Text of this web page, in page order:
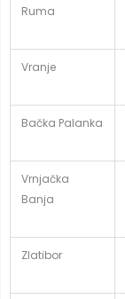
Ruma
Vranje
Bačka Palanka
Vrnjačka
Banja
Zlatibor